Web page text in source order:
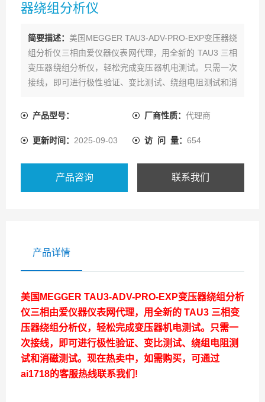
器绕组分析仪
简要描述： 美国MEGGER TAU3-ADV-PRO-EXP变压器绕
组分析仪三相由爱仪器仪表网代理，用全新的 TAU3 三相
变压器绕组分析仪，轻松完成变压器机电测试。只需一次
接线，即可进行极性验证、变比测试、绕组电阻测试和消
线联系我们!
产品型号： 厂商性质： 代理商
更新时间： 2025-09-03 访 问 量： 654
产品咨询 联系我们
产品详情
美国 MEGGER TAU3-ADV-PRO-EXP变压器绕组分析
仪三相由爱仪器仪表网代理，用全新的 TAU3 三相变
压器绕组分析仪，轻松完成变压器机电测试。只需一
次接线，即可进行极性验证、变比测试、绕组电阻测
试和消磁测试。 现在热卖中，如需购买，可通过
ai1718的客服热线联系我们!